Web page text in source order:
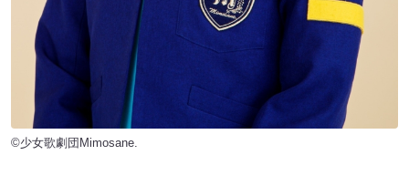
©少女歌劇団Mimosane.